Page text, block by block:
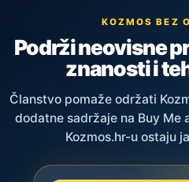
KOZMOS BEZ
Podrži neovisne
znanosti i
Članstvo pomaže održati
dodatne sadržaje na Buy Me
Kozmos.hr-u ostaju